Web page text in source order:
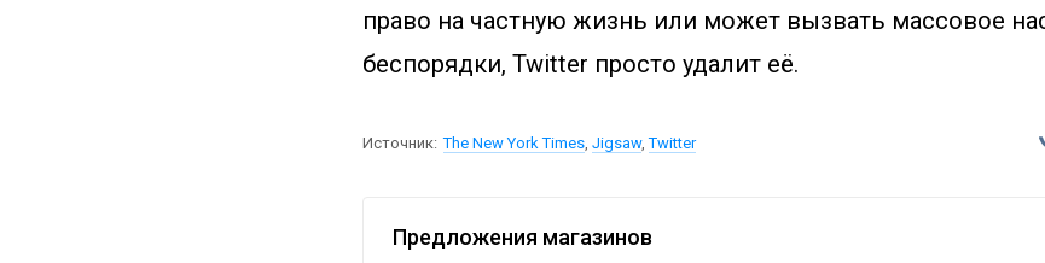
право на частную жизнь или может вызвать массовое
беспорядки, Twitter просто удалит её.
Источник: The New York Times, Jigsaw,Twitter
Предложения магазинов